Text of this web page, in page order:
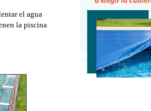
el agua
la piscina